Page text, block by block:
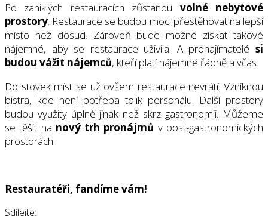
Po zaniklých restauracích zůstanou volné nebytové
prostory. Restaurace se budou moci přestěhovat na lepší
místo než dosud. Zároveň bude možné získat takové
nájemné, aby se restaurace uživila. A pronajímatelé si
budou vážit nájemců, kteří platí nájemné řádně a včas.
Do stovek míst se už ovšem restaurace nevrátí. Vzniknou
bistra, kde není potřeba tolik personálu. Další prostory
budou využity úplně jinak než skrz gastronomii. Můžeme
se těšit na nový trh pronájmů v post-gastronomických
prostorách.
Restauratéři, fandíme vám!
Sdílejte: